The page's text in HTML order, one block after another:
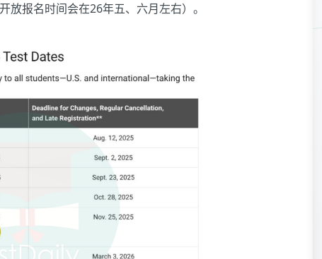
报名时间会在26年五、六月左右）。